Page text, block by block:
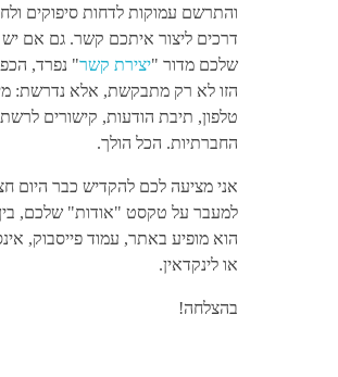
והתרשם עמוקות לדחות סיפוקים
דרכים ליצור איתכם קשר. גם אם
שלכם מדור "יצירת קשר" נפרד,
הזו לא רק מתבקשת, אלא נדרשת:
טלפון, תיבת הודעות, קישורים
החברתיות. הכל הולך.
אני מציעה לכם להקדיש כבר היום
למעבר על טקסט "אודות" שלכם,
הוא מופיע באתר, עמוד פייסבוק,
או לינקדאין.
בהצלחה!